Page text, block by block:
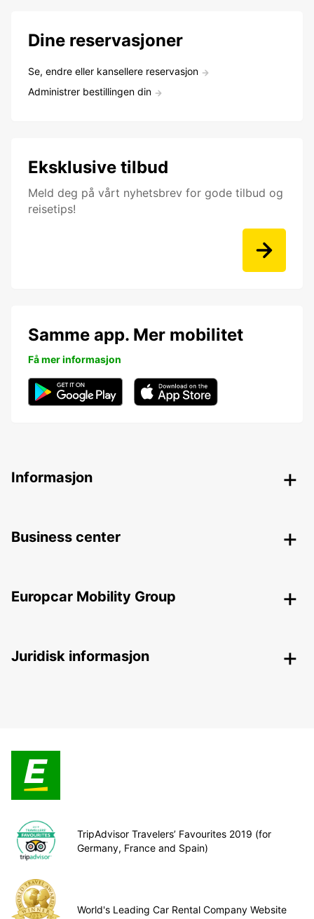
Dine reservasjoner
Se, endre eller kansellere reservasjon
Administrer bestillingen din
Eksklusive tilbud
Meld deg på vårt nyhetsbrev for gode tilbud og
reisetips!
Samme app. Mer mobilitet
Få mer informasjon
Informasjon
Business center
Europcar Mobility Group
Juridisk informasjon
TripAdvisor Travelers’ Favourites 2019 (for
Germany, France and Spain)
World's Leading Car Rental Company Website